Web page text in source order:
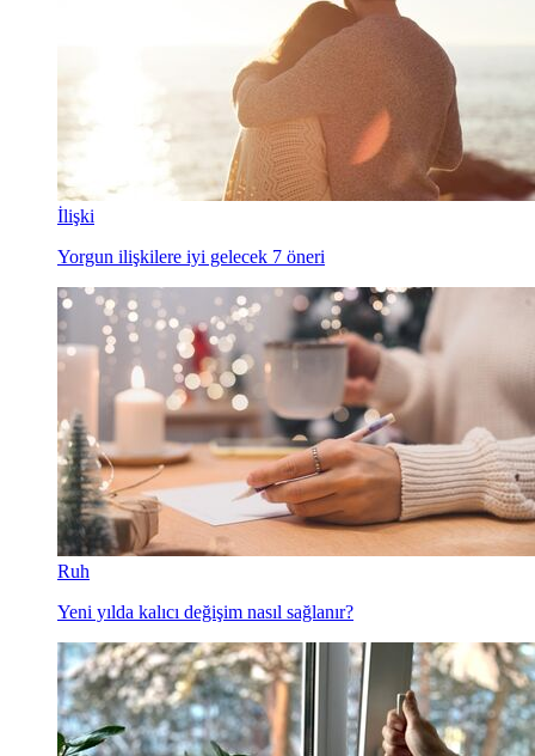
İlişki
Yorgun ilişkilere iyi gelecek 7 öneri
Ruh
Yeni yılda kalıcı değişim nasıl sağlanır?